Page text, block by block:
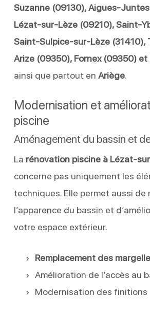
Suzanne (09130), Aigues-
Lézat-sur-Lèze (09210), Saint-
Saint-Sulpice-sur-Lèze (31410),
Arize (09350), Fornex (09350) et
ainsi que partout en Ariège.
Modernisation et
piscine
Aménagement du bassin et
La rénovation piscine à Lézat-
concerne pas uniquement les
techniques. Elle permet aussi de
l’apparence du bassin et
votre espace extérieur.
Remplacement des
Amélioration de l’accès au
Modernisation des finitions